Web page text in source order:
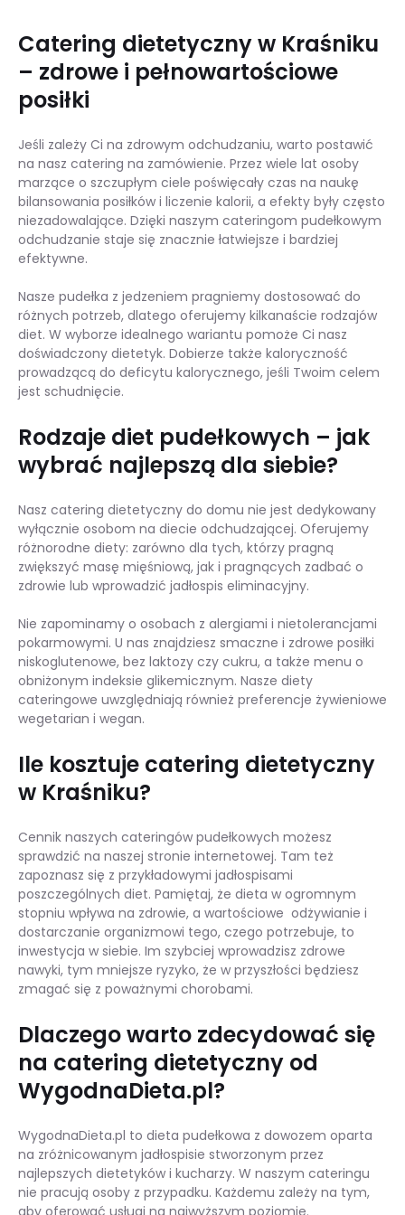
Catering dietetyczny w Kraśniku
– zdrowe i pełnowartościowe
posiłki
Jeśli zależy Ci na zdrowym odchudzaniu, warto postawić
na nasz catering na zamówienie. Przez wiele lat osoby
marzące o szczupłym ciele poświęcały czas na naukę
bilansowania posiłków i liczenie kalorii, a efekty były często
niezadowalające. Dzięki naszym cateringom pudełkowym
odchudzanie staje się znacznie łatwiejsze i bardziej
efektywne.
Nasze pudełka z jedzeniem pragniemy dostosować do
różnych potrzeb, dlatego oferujemy kilkanaście rodzajów
diet. W wyborze idealnego wariantu pomoże Ci nasz
doświadczony dietetyk. Dobierze także kaloryczność
prowadzącą do deficytu kalorycznego, jeśli Twoim celem
jest schudnięcie.
Rodzaje diet pudełkowych – jak
wybrać najlepszą dla siebie?
Nasz catering dietetyczny do domu nie jest dedykowany
wyłącznie osobom na diecie odchudzającej. Oferujemy
różnorodne diety: zarówno dla tych, którzy pragną
zwiększyć masę mięśniową, jak i pragnących zadbać o
zdrowie lub wprowadzić jadłospis eliminacyjny.
Nie zapominamy o osobach z alergiami i nietolerancjami
pokarmowymi. U nas znajdziesz smaczne i zdrowe posiłki
niskoglutenowe, bez laktozy czy cukru, a także menu o
obniżonym indeksie glikemicznym. Nasze diety
cateringowe uwzględniają również preferencje żywieniowe
wegetarian i wegan.
Ile kosztuje catering dietetyczny
w Kraśniku?
Cennik naszych cateringów pudełkowych możesz
sprawdzić na naszej stronie internetowej. Tam też
zapoznasz się z przykładowymi jadłospisami
poszczególnych diet. Pamiętaj, że dieta w ogromnym
stopniu wpływa na zdrowie, a wartościowe odżywianie i
dostarczanie organizmowi tego, czego potrzebuje, to
inwestycja w siebie. Im szybciej wprowadzisz zdrowe
nawyki, tym mniejsze ryzyko, że w przyszłości będziesz
zmagać się z poważnymi chorobami.
Dlaczego warto zdecydować się
na catering dietetyczny od
WygodnaDieta.pl?
WygodnaDieta.pl to dieta pudełkowa z dowozem oparta
na zróżnicowanym jadłospisie stworzonym przez
najlepszych dietetyków i kucharzy. W naszym cateringu
nie pracują osoby z przypadku. Każdemu zależy na tym,
aby oferować usługi na najwyższym poziomie.